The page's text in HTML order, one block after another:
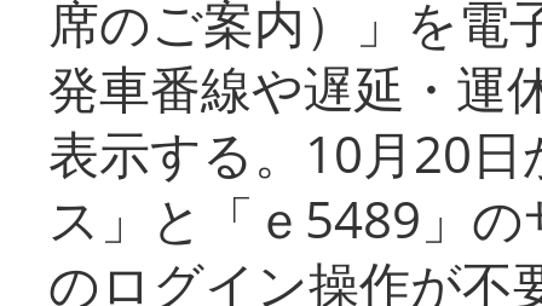
席のご案内）」を電
発車番線や遅延・運
表示する。10月20
ス」と「ｅ5489」
のログイン操作が不